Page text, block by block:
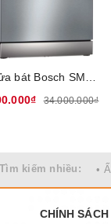
Sâu 61cm - Cao
34.000.000₫
Tìm kiếm nhiều: •
CHÍNH